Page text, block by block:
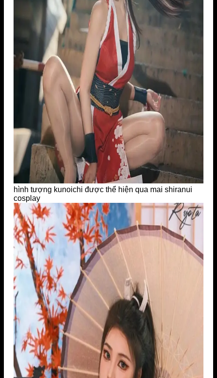
hình tượng kunoichi được thể hiện qua mai shiranui
cosplay